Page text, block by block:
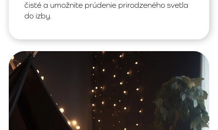
čisté a umožnite prúdenie prirodzeného svetla
do izby.